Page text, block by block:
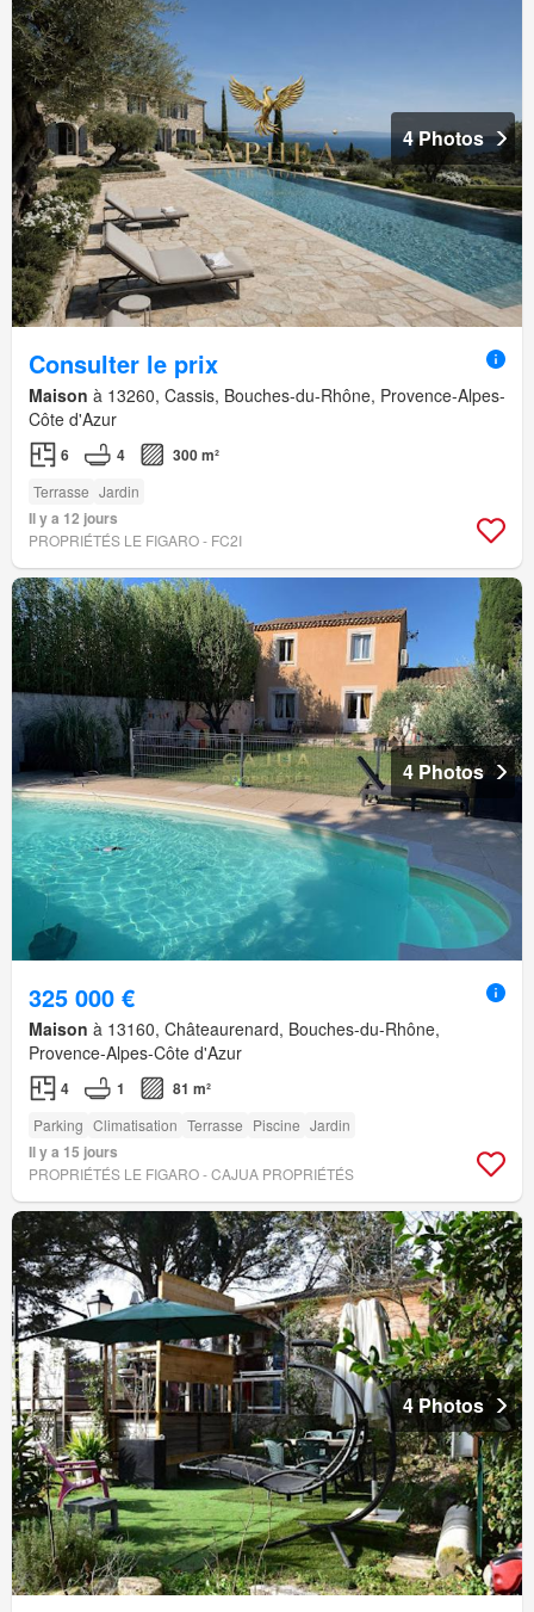
4 Photos
Consulter le prix
Maison à 13260, Cassis, Bouches-du-Rhône, Provence-Alpes-
Côte d'Azur
6 4 300 m²
Terrasse Jardin
Il y a 12 jours
PROPRIÉTÉS LE FIGARO - FC2I
4 Photos
325 000 €
Maison à 13160, Châteaurenard, Bouches-du-Rhône,
Provence-Alpes-Côte d'Azur
4 1 81 m²
Parking Climatisation Terrasse Piscine Jardin
Il y a 15 jours
PROPRIÉTÉS LE FIGARO - CAJUA PROPRIÉTÉS
4 Photos